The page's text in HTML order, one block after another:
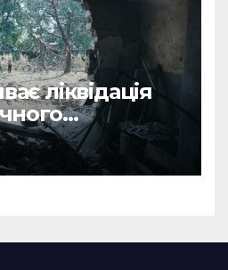
ліквідація
удару КАБами